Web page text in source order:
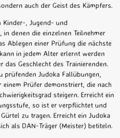
auch der Geist des Kämpfers.
Kinder-, Jugend- und
denen die einzelnen Teilnehmer
Ablegen einer Prüfung die nächste
in jedem Alter erlernt werden
Geschlecht des Trainierenden.
prüfenden Judoka Fallübungen,
Prüfer demonstriert, die nach
steigern. Erreicht ein
so ist er verpflichtet und
zu tragen. Erreicht ein Judoka
als DAN-Träger (Meister) betiteln.